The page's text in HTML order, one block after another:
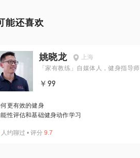
能还喜欢
姚晓龙
上海
「家有教练」自媒体人，健身指导师
￥99
更有效的健身
性评估和基础健身动作学习
人约聊过 • 评分 9.7